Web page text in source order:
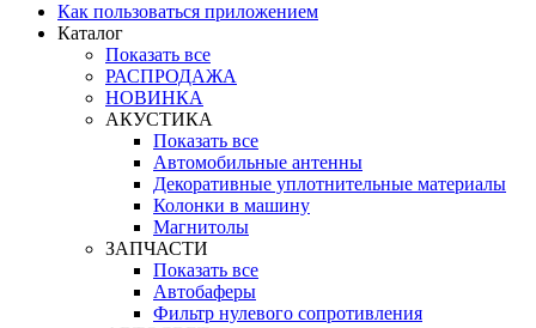
Как пользоваться приложением
Каталог
Показать все
РАСПРОДАЖА
НОВИНКА
АКУСТИКА
Показать все
Автомобильные антенны
Декоративные уплотнительные материалы
Колонки в машину
Магнитолы
ЗАПЧАСТИ
Показать все
Автобаферы
Фильтр нулевого сопротивления